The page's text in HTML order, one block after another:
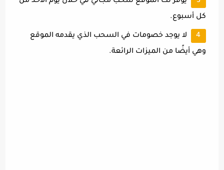
كل أسبوع.
لا يوجد خصومات في السحب الذي يقدمه الموقع
وهي أيضًا من الميزات الرائعة.